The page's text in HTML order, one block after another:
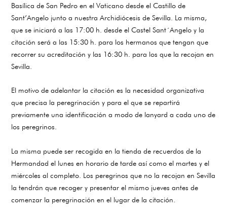
Basílica de San Pedro en el Vaticano desde el Castillo de
Sant’Angelo junto a nuestra Archidiócesis de Sevilla. La misma,
que se iniciará a las 17:00 h. desde el Castel Sant´Angelo y la
citación será a las 15:30 h. para los hermanos que tengan que
recorrer su acreditación y las 16:30 h. para los que la recojan en
Sevilla.
El motivo de adelantar la citación es la necesidad organizativa
que precisa la peregrinación y para el que se repartirá
previamente una identificación a modo de lanyard a cada uno de
los peregrinos.
La misma puede ser recogida en la tienda de recuerdos de la
Hermandad el lunes en horario de tarde así como el martes y el
miércoles al completo. Los peregrinos que no la recojan en Sevilla
la tendrán que recoger y presentar el mismo jueves antes de
comenzar la peregrinación en el lugar de la citación.